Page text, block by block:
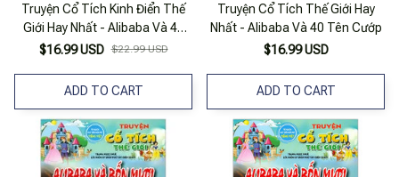
Truyện Cổ Tích Kinh Điển Thế
Giới Hay Nhất - Alibaba Và 40
Tên Cướp
$16.99 USD $22.99 USD
ADD TO CART
Truyện Cổ Tích Thế Giới Hay
Nhất - Alibaba Và 40 Tên Cướp
$16.99 USD
ADD TO CART